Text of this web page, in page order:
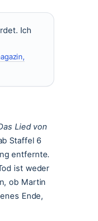
Ich
Lied von
Staffel 6
entfernte.
ist weder
ob Martin
Ende,